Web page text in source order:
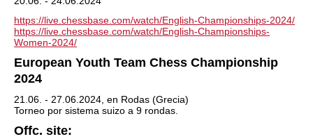
https://live.chessbase.com/watch/English-Championships-2024/
https://live.chessbase.com/watch/English-Championships-
Women-2024/
European Youth Team Chess Championship
2024
21.06. - 27.06.2024, en Rodas (Grecia)
Torneo por sistema suizo a 9 rondas.
Offc. site: